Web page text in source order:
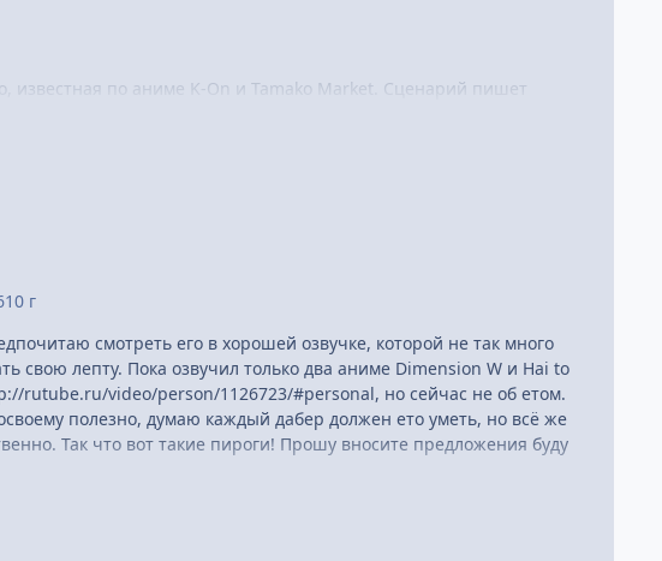
известная по аниме K-On и Tamako Market. Сценарий пишет
получится передать лучше, мне очень любопытно что же
отстранялись от сюжета и читали Koe No Katachi как историю о
произведением, которое зритель будет смотреть и
что у режиссера Ямада получится осуществить мои
и состоит из 7 томов. В 2014 г. манга номинирована на премию
получив в итоге приз за лучшую новую мангу.
10 г
смотреть его в хорошей озвучке, которой не так много
свою лепту. Пока озвучил только два аниме Dimension W и Hai to
rutube.ru/video/person/1126723/#personal, но сейчас не об етом.
полезно, думаю каждый дабер должен ето уметь, но всё же
Так что вот такие пироги! Прошу вносите предложения буду